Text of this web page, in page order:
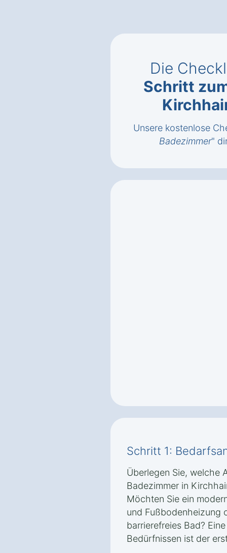
Die
Schritt
Unsere kostenlose
Badezimmer"
Schritt 1:
Überlegen Sie, welche
Badezimmer in
Möchten Sie ein
und Fußbodenheizung
barrierefreies Bad?
Bedürfnissen ist der